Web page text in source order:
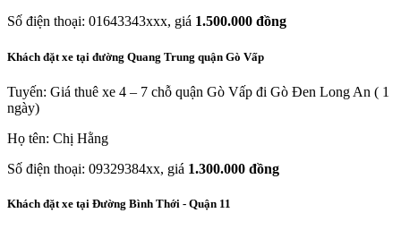
Số điện thoại: 01643343xxx, giá 1.500.000 đồng
Khách đặt xe tại đường Quang Trung quận Gò Vấp
Tuyến: Giá thuê xe 4 – 7 chỗ quận Gò Vấp đi Gò Đen Long An ( 1
ngày)
Họ tên: Chị Hằng
Số điện thoại: 09329384xx, giá 1.300.000 đồng
Khách đặt xe tại Đường Bình Thới - Quận 11